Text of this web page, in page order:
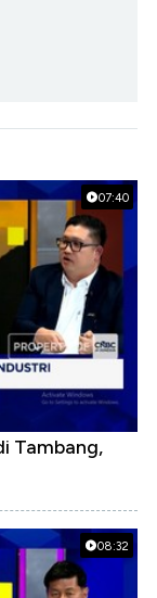
07:40
Tambang,
08:32